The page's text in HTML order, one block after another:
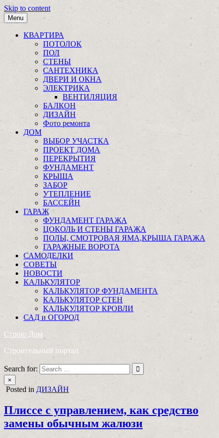
Skip to content
Menu
КВАРТИРА
ПОТОЛОК
ПОЛ
СТЕНЫ
САНТЕХНИКА
ДВЕРИ И ОКНА
ЭЛЕКТРИКА
ВЕНТИЛЯЦИЯ
БАЛКОН
ДИЗАЙН
Фото ремонта
ДОМ
ВЫБОР УЧАСТКА
ПРОЕКТ ДОМА
ПЕРЕКРЫТИЯ
ФУНДАМЕНТ
КРЫША
ЗАБОР
УТЕПЛЕНИЕ
БАССЕЙН
ГАРАЖ
ФУНДАМЕНТ ГАРАЖА
ЦОКОЛЬ И СТЕНЫ ГАРАЖА
ПОЛЫ, СМОТРОВАЯ ЯМА,КРЫША ГАРАЖА
ГАРАЖНЫЕ ВОРОТА
САМОДЕЛКИ
СОВЕТЫ
НОВОСТИ
КАЛЬКУЛЯТОР
КАЛЬКУЛЯТОР ФУНДАМЕНТА
КАЛЬКУЛЯТОР СТЕН
КАЛЬКУЛЯТОР КРОВЛИ
САД и ОГОРОД
Строю Дом
Строительный портал
Search for:
×
Posted in ДИЗАЙН
Плиссе с управлением, как средство
замены обычным жалюзи